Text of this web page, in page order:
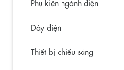
Phụ kiện ngành điện
Dây điện
Thiết bị chiếu sáng